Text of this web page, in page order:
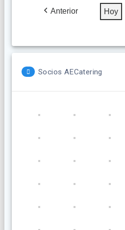
2026
2026
2026
2026
Anterior Hoy
Socios AECatering